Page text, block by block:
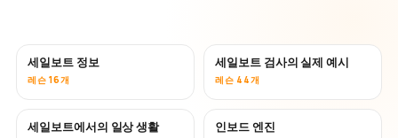
세일보트 정보
레슨 16개
세일보트 검사의 실제 예시
레슨 44개
세일보트에서의 일상 생활 인보드 엔진